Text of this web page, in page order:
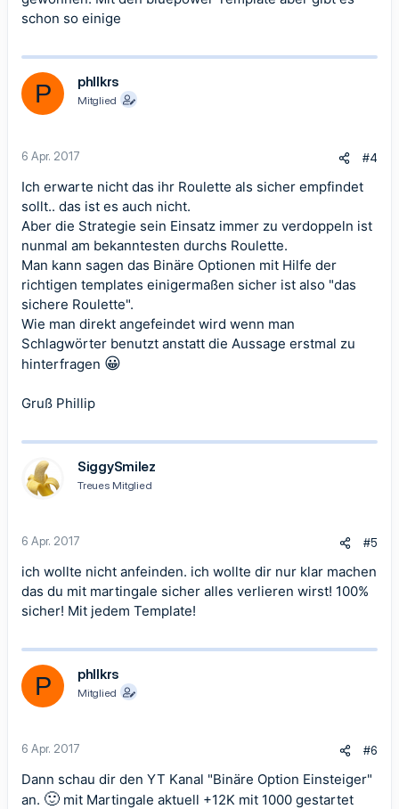
schon so einige
P phllkrs
Mitglied
6 Apr. 2017 #4
Ich erwarte nicht das ihr Roulette als sicher empfindet
sollt.. das ist es auch nicht.
Aber die Strategie sein Einsatz immer zu verdoppeln ist
nunmal am bekanntesten durchs Roulette.
Man kann sagen das Binäre Optionen mit Hilfe der
richtigen templates einigermaßen sicher ist also "das
sichere Roulette".
Wie man direkt angefeindet wird wenn man
Schlagwörter benutzt anstatt die Aussage erstmal zu
hinterfragen 😀
Gruß Phillip
SiggySmilez
Treues Mitglied
6 Apr. 2017 #5
ich wollte nicht anfeinden. ich wollte dir nur klar machen
das du mit martingale sicher alles verlieren wirst! 100%
sicher! Mit jedem Template!
P phllkrs
Mitglied
6 Apr. 2017 #6
Dann schau dir den YT Kanal "Binäre Option Einsteiger"
an. 🙂 mit Martingale aktuell +12K mit 1000 gestartet